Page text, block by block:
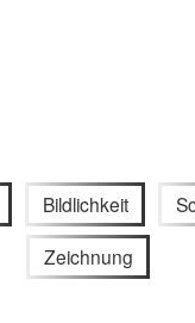
Bildlichkeit
Zeichnung